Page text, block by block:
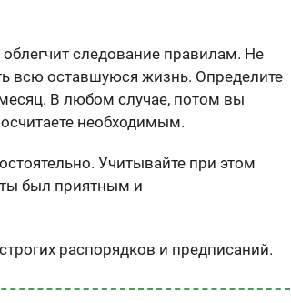
следование правилам. Не
всю оставшуюся жизнь. Определите
В любом случае, потом вы
необходимым.
Учитывайте при этом
был приятным и
распорядков и предписаний.